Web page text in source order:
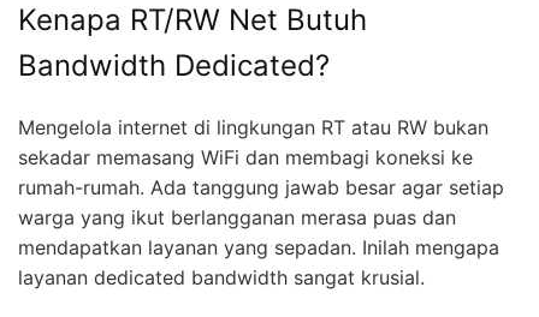
Kenapa RT/RW Net Butuh
Bandwidth Dedicated?
Mengelola internet di lingkungan RT atau RW bukan
sekadar memasang WiFi dan membagi koneksi ke
rumah-rumah. Ada tanggung jawab besar agar setiap
warga yang ikut berlangganan merasa puas dan
mendapatkan layanan yang sepadan. Inilah mengapa
layanan dedicated bandwidth sangat krusial.